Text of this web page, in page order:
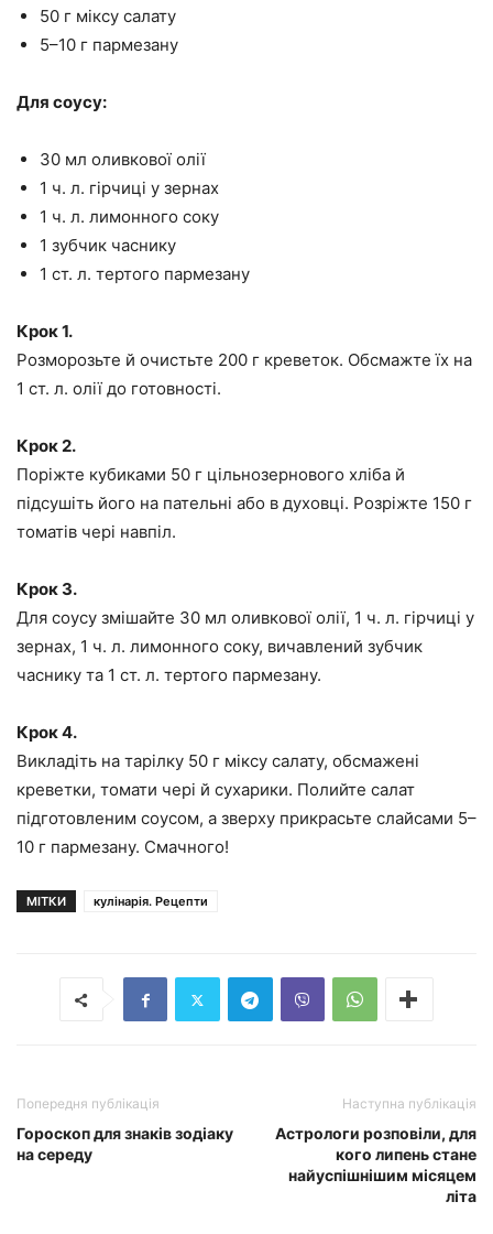
50 г міксу салату
5–10 г пармезану
Для соусу:
30 мл оливкової олії
1 ч. л. гірчиці у зернах
1 ч. л. лимонного соку
1 зубчик часнику
1 ст. л. тертого пармезану
Крок 1.
Розморозьте й очистьте 200 г креветок. Обсмажте їх на
1 ст. л. олії до готовності.
Крок 2.
Поріжте кубиками 50 г цільнозернового хліба й
підсушіть його на пательні або в духовці. Розріжте 150 г
томатів чері навпіл.
Крок 3.
Для соусу змішайте 30 мл оливкової олії, 1 ч. л. гірчиці у
зернах, 1 ч. л. лимонного соку, вичавлений зубчик
часнику та 1 ст. л. тертого пармезану.
Крок 4.
Викладіть на тарілку 50 г міксу салату, обсмажені
креветки, томати чері й сухарики. Полийте салат
підготовленим соусом, а зверху прикрасьте слайсами 5–
10 г пармезану. Смачного!
МІТКИ кулінарія. Рецепти
Попередня публікація
Гороскоп для знаків зодіаку
на середу
Наступна публікація
Астрологи розповіли, для
кого липень стане
найуспішнішим місяцем
літа